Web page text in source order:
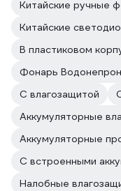
Китайские ручные
Китайские
В пластиковом
Фонарь
С влагозащитой
Аккумуляторные
Аккумуляторные
С встроенными
Налобные